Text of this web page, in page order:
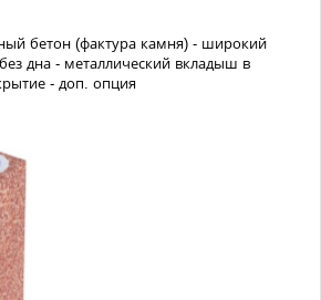
бетон (фактура камня) - широкий
дна - металлический вкладыш в
- доп. опция